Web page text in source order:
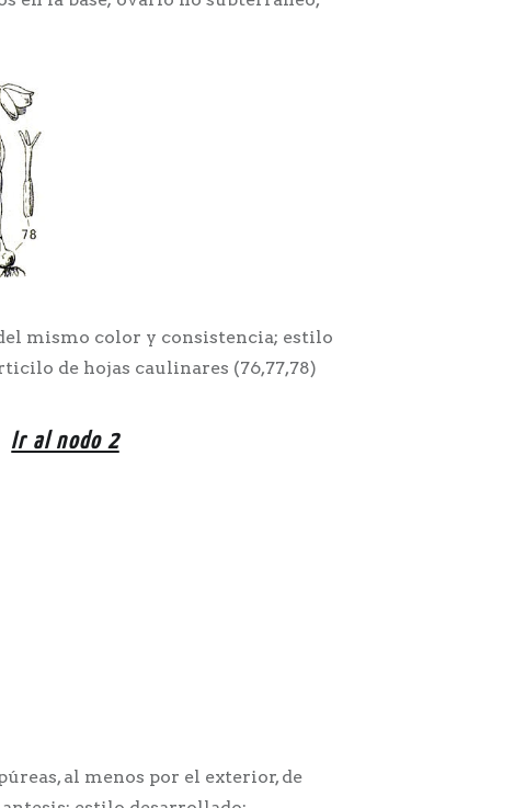
mismo color y consistencia; estilo
de hojas caulinares (76,77,78)
Ir al nodo 2
al menos por el exterior, de